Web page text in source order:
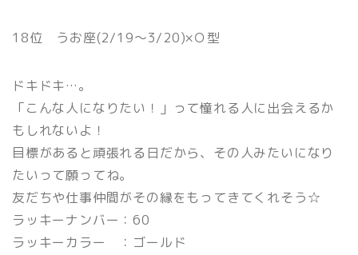
18位 うお座(2/19〜3/20)×Ｏ型
ドキドキ…。
「こんな人になりたい！」って憧れる人に出会えるか
もしれないよ！
目標があると頑張れる日だから、その人みたいになり
たいって願ってね。
友だちや仕事仲間がその縁をもってきてくれそう☆
ラッキーナンバー：60
ラッキーカラー ：ゴールド